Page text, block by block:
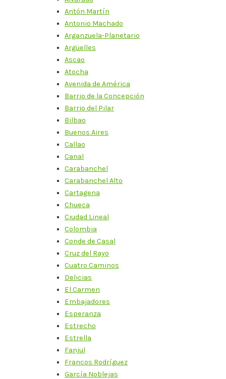
Antón Martín
Antonio Machado
Arganzuela-Planetario
Argüelles
Ascao
Atocha
Avenida de América
Barrio de la Concepción
Barrio del Pilar
Bilbao
Buenos Aires
Callao
Canal
Carabanchel
Carabanchel Alto
Cartagena
Chueca
Ciudad Lineal
Colombia
Conde de Casal
Cruz del Rayo
Cuatro Caminos
Delicias
El Carmen
Embajadores
Esperanza
Estrecho
Estrella
Fanjul
Francos Rodríguez
García Noblejas